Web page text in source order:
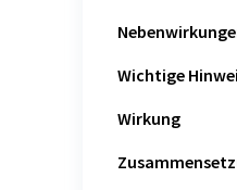
Wichtige
Wirkung